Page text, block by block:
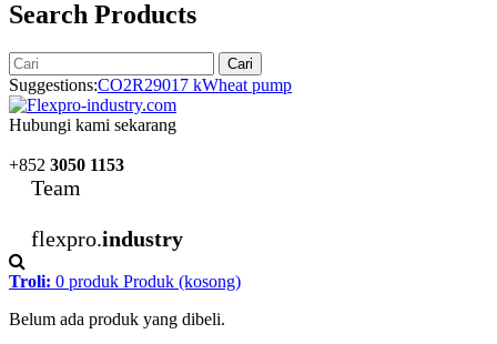
Search Products
Cari
Suggestions:CO2R29017 kWheat pump
Hubungi kami sekarang
+852 3050 1153
Team
flexpro.industry
Troli: 0 produk Produk (kosong)
Belum ada produk yang dibeli.